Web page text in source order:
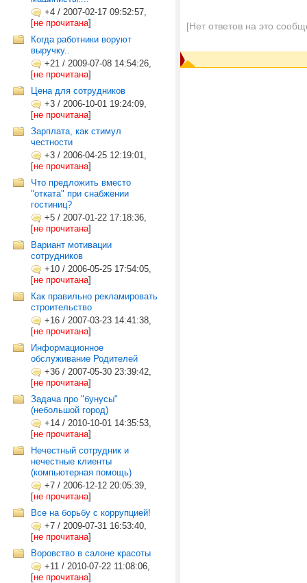
+4 / 2007-02-17 09:52:57,
[не прочитана]
Когда работники воруют
выручку..
+21 / 2009-07-08 14:54:26,
[не прочитана]
Цена для сотрудников
+3 / 2006-10-01 19:24:09,
[не прочитана]
Зарплата, как стимул
честности
+3 / 2006-04-25 12:19:01,
[не прочитана]
Что предложить вместо
"отката" при снабжении
гостиниц?
+5 / 2007-01-22 17:18:36,
[не прочитана]
Вариант мотивации
сотрудников
+10 / 2006-05-25 17:54:05,
[не прочитана]
Как правильно рекламировать
строительство
+16 / 2007-03-23 14:41:38,
[не прочитана]
Информационное
обслуживание Родителей
+36 / 2007-05-30 23:39:42,
[не прочитана]
Задача про "бунусы"
(небольшой город)
+14 / 2010-10-01 14:35:53,
[не прочитана]
Нечестный сотрудник и
нечестные клиенты
(компьютерная помощь)
+7 / 2006-12-12 20:05:39,
[не прочитана]
Все на борьбу с коррупцией!
+7 / 2009-07-31 16:53:40,
[не прочитана]
Воровство в салоне красоты
+11 / 2010-07-22 11:08:06,
[не прочитана]
[Нет ответов на это